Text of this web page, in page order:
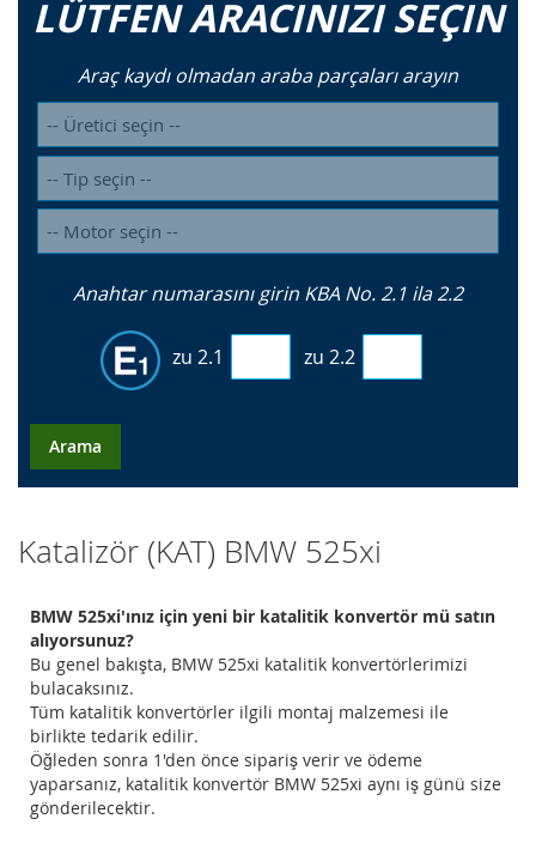
LÜTFEN ARACINIZI SEÇIN
Araç kaydı olmadan araba parçaları arayın
Anahtar numarasını girin KBA No. 2.1 ila 2.2
zu 2.1 zu 2.2
Arama
Katalizör (KAT) BMW 525xi
BMW 525xi'ınız için yeni bir katalitik konvertör mü satın
alıyorsunuz?
Bu genel bakışta, BMW 525xi katalitik konvertörlerimizi
bulacaksınız.
Tüm katalitik konvertörler ilgili montaj malzemesi ile
birlikte tedarik edilir.
Öğleden sonra 1'den önce sipariş verir ve ödeme
yaparsanız, katalitik konvertör BMW 525xi aynı iş günü size
gönderilecektir.